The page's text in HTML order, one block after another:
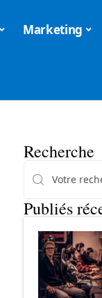
Marketing
Recherche
Publiés